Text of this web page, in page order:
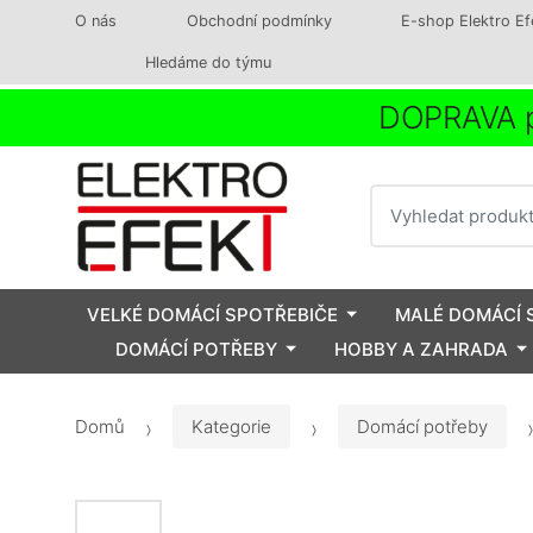
O nás Obchodní podmínky E-shop Elektro
Hledáme do týmu
VELKÉ DOMÁCÍ SPOTŘEBIČE
MALÉ DOMÁCÍ
DOMÁCÍ POTŘEBY
HOBBY A ZAHRADA
Domů Kategorie Domácí potřeby